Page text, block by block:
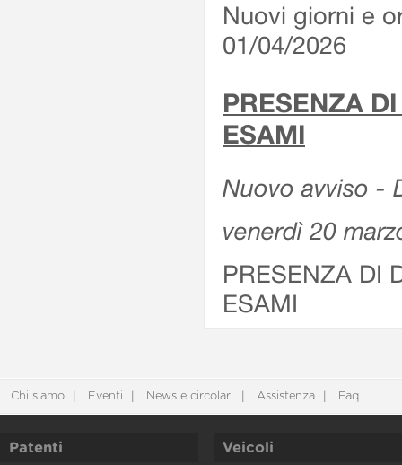
Nuovi giorni e
01/04/2026
PRESENZA
ESAMI
Nuovo avviso -
venerdì 20
PRESENZA DI
ESAMI
Chi siamo Eventi News e circolari Assistenza Faq
Patenti Veicoli